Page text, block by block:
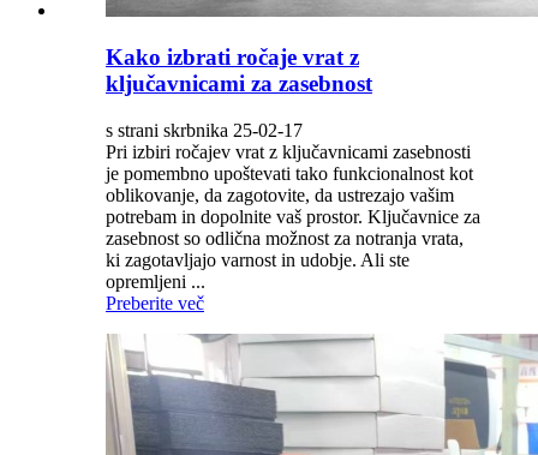
Kako izbrati ročaje vrat z
ključavnicami za zasebnost
s strani skrbnika 25-02-17
Pri izbiri ročajev vrat z ključavnicami zasebnosti
je pomembno upoštevati tako funkcionalnost kot
oblikovanje, da zagotovite, da ustrezajo vašim
potrebam in dopolnite vaš prostor. Ključavnice za
zasebnost so odlična možnost za notranja vrata,
ki zagotavljajo varnost in udobje. Ali ste
opremljeni ...
Preberite več